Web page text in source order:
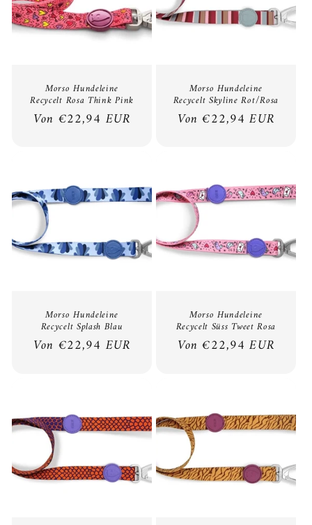
Morso Hundeleine
Recycelt Rosa Think Pink
Normaler
Von €22,94 EUR
Morso Hundeleine
Recycelt Skyline Rot/Rosa
Normaler
Von €22,94 EUR
Morso Hundeleine
Recycelt Splash Blau
Normaler
Von €22,94 EUR
Morso Hundeleine
Recycelt Süss Tweet Rosa
Normaler
Von €22,94 EUR